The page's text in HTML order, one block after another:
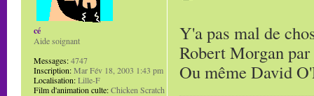
Y'a pas mal de
Robert Morgan par
Ou même David
cé
Aide soignant
Messages:4747
Inscription:Mar Fév 18, 2003 1:43 pm
Localisation:Lille-F
Film d'animation culte:Chicken Scratch